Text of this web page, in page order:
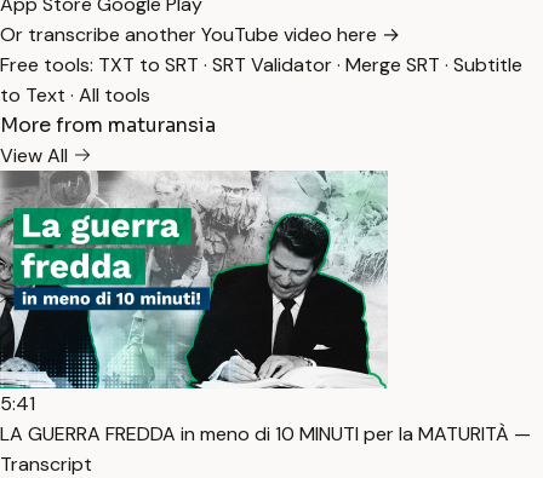
Or transcribe another YouTube video here →
Free tools: TXT to SRT · SRT Validator· Merge SRT · Subtitle
to Text · All tools
More from maturansia
View All
5:41
LA GUERRA FREDDA in meno di 10 MINUTI per la MATURITÀ —
Transcript